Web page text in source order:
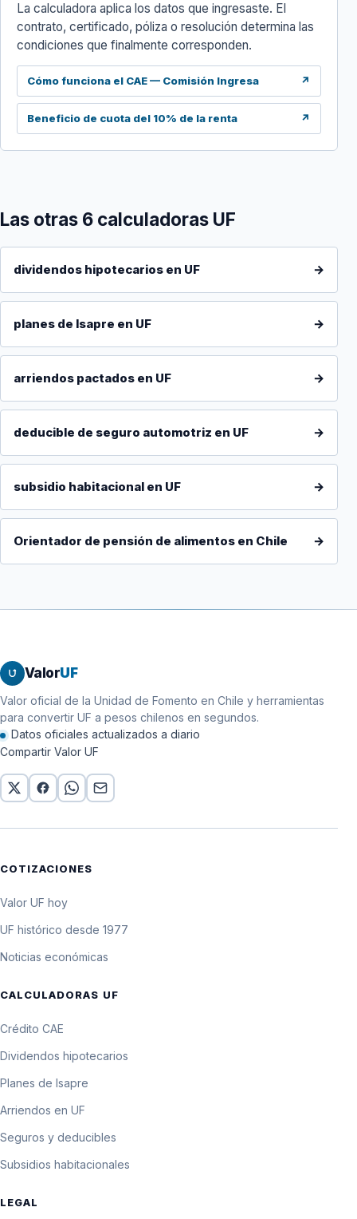
La calculadora aplica los datos que ingresaste. El
contrato, certificado, póliza o resolución determina las
condiciones que finalmente corresponden.
Cómo funciona el CAE — Comisión Ingresa ↗
Beneficio de cuota del 10% de la renta ↗
Las otras 6 calculadoras UF
dividendos hipotecarios en UF →
planes de Isapre en UF →
arriendos pactados en UF →
deducible de seguro automotriz en UF →
subsidio habitacional en UF →
Orientador de pensión de alimentos en Chile →
ValorUF
Valor oficial de la Unidad de Fomento en Chile y herramientas
para convertir UF a pesos chilenos en segundos.
Datos oficiales actualizados a diario
Compartir Valor UF
COTIZACIONES
Valor UF hoy
UF histórico desde 1977
Noticias económicas
CALCULADORAS UF
Crédito CAE
Dividendos hipotecarios
Planes de Isapre
Arriendos en UF
Seguros y deducibles
Subsidios habitacionales
LEGAL